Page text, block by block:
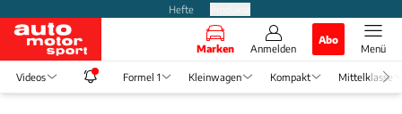
Hefte
Marken Anmelden
Abo
Menü
Videos Formel 1 Kleinwagen Kompakt Mittelklasse